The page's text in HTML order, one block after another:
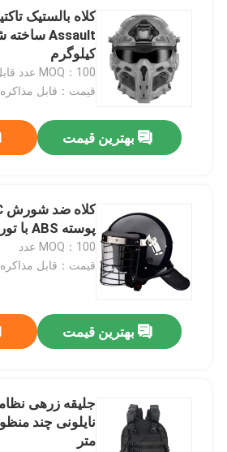
تجهیزات شکار در فضای باز
تجهیزات ماهیگیری در فضای باز
دستکش سواری ضد آب
مدل های نظامی مدرن
یونیفرم نظامی سفارشی
کیلوگرم
MOQ：100 عدد قابل مذاکره
قیمت：قابل مذاکره
بهترین قیمت
پوسته ABS با توری فولادی
MOQ：100 عدد
قیمت：قابل مذاکره
بهترین قیمت
متر